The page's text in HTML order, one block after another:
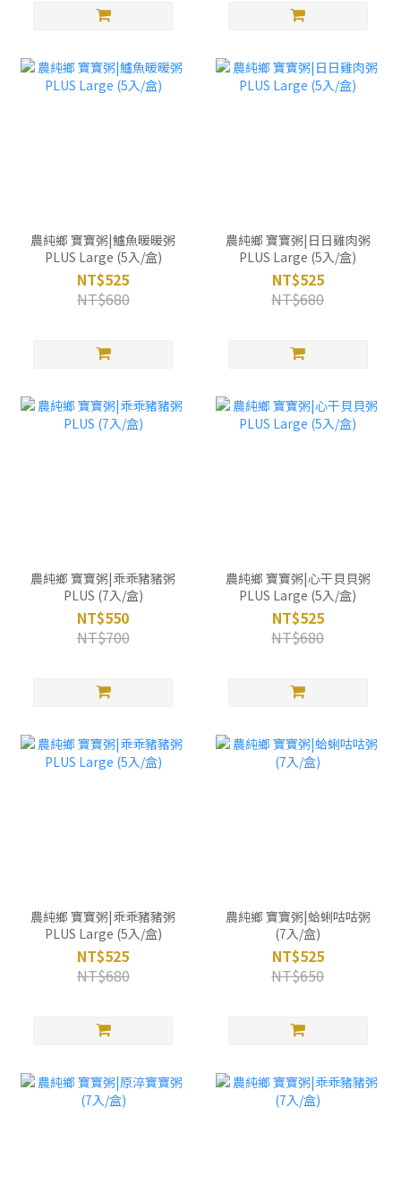
農純鄉 寶寶粥|鱸魚暖暖粥
PLUS Large (5入/盒)
NT$525
NT$680
農純鄉 寶寶粥|日日雞肉粥
PLUS Large (5入/盒)
NT$525
NT$680
農純鄉 寶寶粥|乖乖豬豬粥
PLUS (7入/盒)
NT$550
NT$700
農純鄉 寶寶粥|心干貝貝粥
PLUS Large (5入/盒)
NT$525
NT$680
農純鄉 寶寶粥|乖乖豬豬粥
PLUS Large (5入/盒)
NT$525
NT$680
農純鄉 寶寶粥|蛤蜊咕咕粥
(7入/盒)
NT$525
NT$650